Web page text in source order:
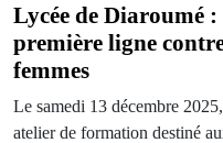
Lycée de Diaroumé :
première ligne
femmes
Le samedi 13 décembre
atelier de formation destiné